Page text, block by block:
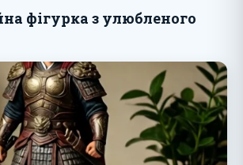
фігурка з улюбленого